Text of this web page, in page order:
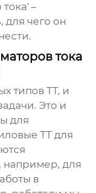
–
для чего он
тока
типовТТ, и
Это и
для
ТТ для
для
в